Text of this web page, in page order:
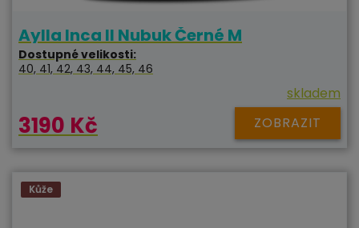
Aylla Inca II Nubuk Černé M
Dostupné velikosti:
40, 41, 42, 43, 44, 45, 46
skladem
3190 Kč ZOBRAZIT
Kůže